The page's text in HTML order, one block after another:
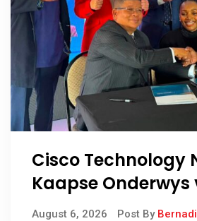
Cisco Technology
Kaapse Onderwys
digitale toekoms
August 6, 2026 Post By